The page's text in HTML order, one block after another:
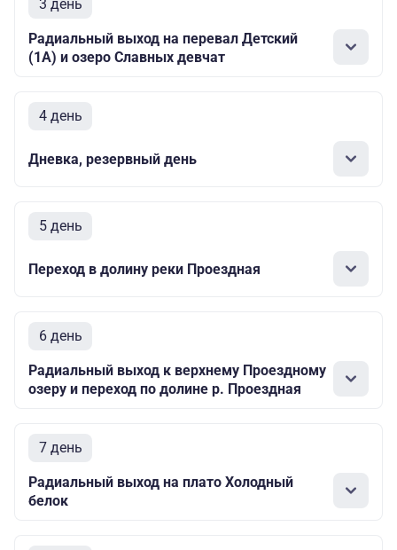
3 день
Радиальный выход на перевал Детский
(1А) и озеро Славных девчат
4 день
Дневка, резервный день
5 день
Переход в долину реки Проездная
6 день
Радиальный выход к верхнему Проездному
озеру и переход по долине р. Проездная
7 день
Радиальный выход на плато Холодный
белок